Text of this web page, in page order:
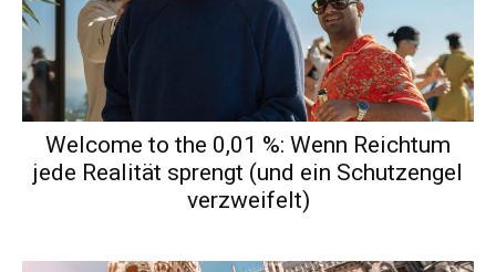
Welcome to the 0,01 %: Wenn Reichtum
jede Realität sprengt (und ein Schutzengel
verzweifelt)